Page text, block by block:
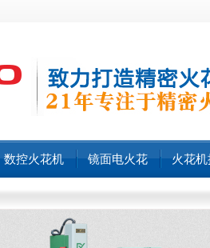
数控火花机 镜面电火花 火花